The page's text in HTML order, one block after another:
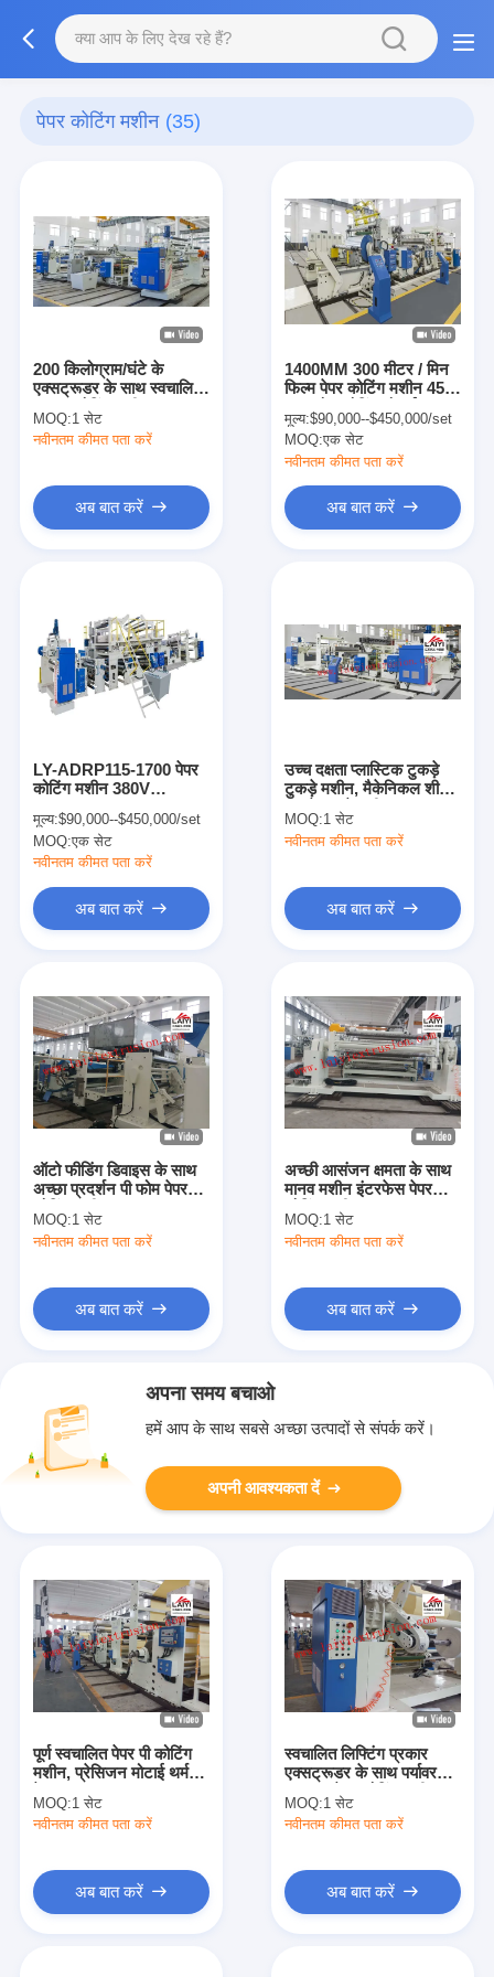
पेपर कोटिंग मशीन (35)
200 किलोग्राम/घंटे के
एक्सट्रूडर के साथ स्वचालित
कागज कोटिंग मशीन 380V
MOQ:1 सेट
नवीनतम कीमत पता करें
अब बात करें
1400MM 300 मीटर / मिन
फिल्म पेपर कोटिंग मशीन 45
मूल्य:$90,000--$450,000/set
MOQ:एक सेट
नवीनतम कीमत पता करें
अब बात करें
LY-ADRP115-1700 पेपर
कोटिंग मशीन 380V
LLDPE
मूल्य:$90,000--$450,000/set
MOQ:एक सेट
नवीनतम कीमत पता करें
अब बात करें
उच्च दक्षता प्लास्टिक टुकड़े
टुकड़े मशीन, मैकेनिकल शीट
टुकड़े टुकड़े मशीन
MOQ:1 सेट
नवीनतम कीमत पता करें
अब बात करें
ऑटो फीडिंग डिवाइस के साथ
अच्छा प्रदर्शन पी फोम पेपर
कोटिंग मशीन
MOQ:1 सेट
नवीनतम कीमत पता करें
अब बात करें
अच्छी आसंजन क्षमता के साथ
मानव मशीन इंटरफेस पेपर
कोटिंग मशीन
MOQ:1 सेट
नवीनतम कीमत पता करें
अब बात करें
अपना समय बचाओ
हमें आप के साथ सबसे अच्छा उत्पादों से संपर्क करें।
अपनी आवश्यकता दें
पूर्ण स्वचालित पेपर पी कोटिंग
मशीन, प्रेसिजन मोटाई थर्मल
MOQ:1 सेट
नवीनतम कीमत पता करें
अब बात करें
स्वचालित लिफ्टिंग प्रकार
एक्सट्रूडर के साथ पर्यावरण
अनुकूल पेपर कोटिंग मशीन
MOQ:1 सेट
नवीनतम कीमत पता करें
अब बात करें